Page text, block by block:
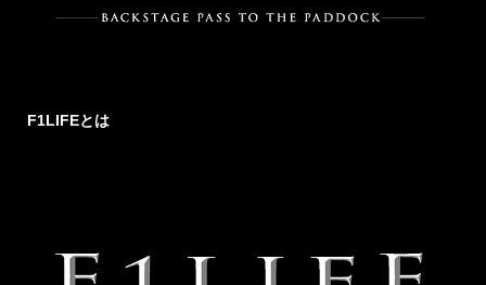
F1LIFEとは